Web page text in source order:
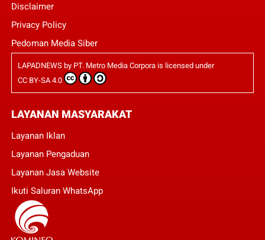
Disclaimer
Privacy Policy
Pedoman Media Siber
LAPADNEWSby PT. Metro Media Corporais licensed under
CC BY-SA 4.0
LAYANAN MASYARAKAT
Layanan Iklan
Layanan Pengaduan
Layanan Jasa Website
Ikuti Saluran WhatsApp